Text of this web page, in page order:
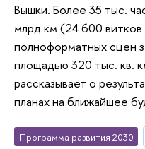
Вышки. Более 35 тыс.
млрд км (24 600 витков
полноформатных сцен
площадью 320 тыс. кв.
рассказывает о
планах на ближайшее
Программа развития 2030